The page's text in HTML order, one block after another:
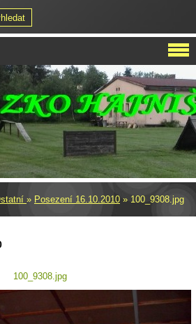
» Posezení 16.10.2010 » 100_9308.jpg
100_9308.jpg